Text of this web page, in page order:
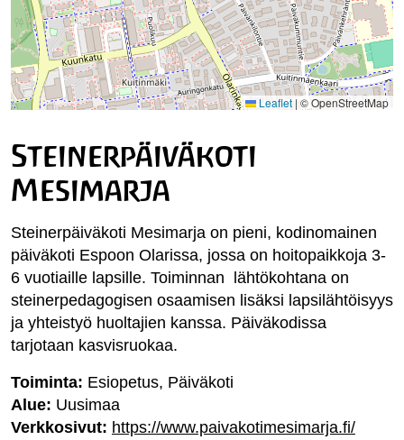
Leaflet | © OpenStreetMap
Steinerpäiväkoti
Mesimarja
Steinerpäiväkoti Mesimarja on pieni, kodinomainen
päiväkoti Espoon Olarissa, jossa on hoitopaikkoja 3-
6 vuotiaille lapsille. Toiminnan lähtökohtana on
steinerpedagogisen osaamisen lisäksi lapsilähtöisyys
ja yhteistyö huoltajien kanssa. Päiväkodissa
tarjotaan kasvisruokaa.
Toiminta: Esiopetus, Päiväkoti
Alue: Uusimaa
Verkkosivut: https://www.paivakotimesimarja.fi/